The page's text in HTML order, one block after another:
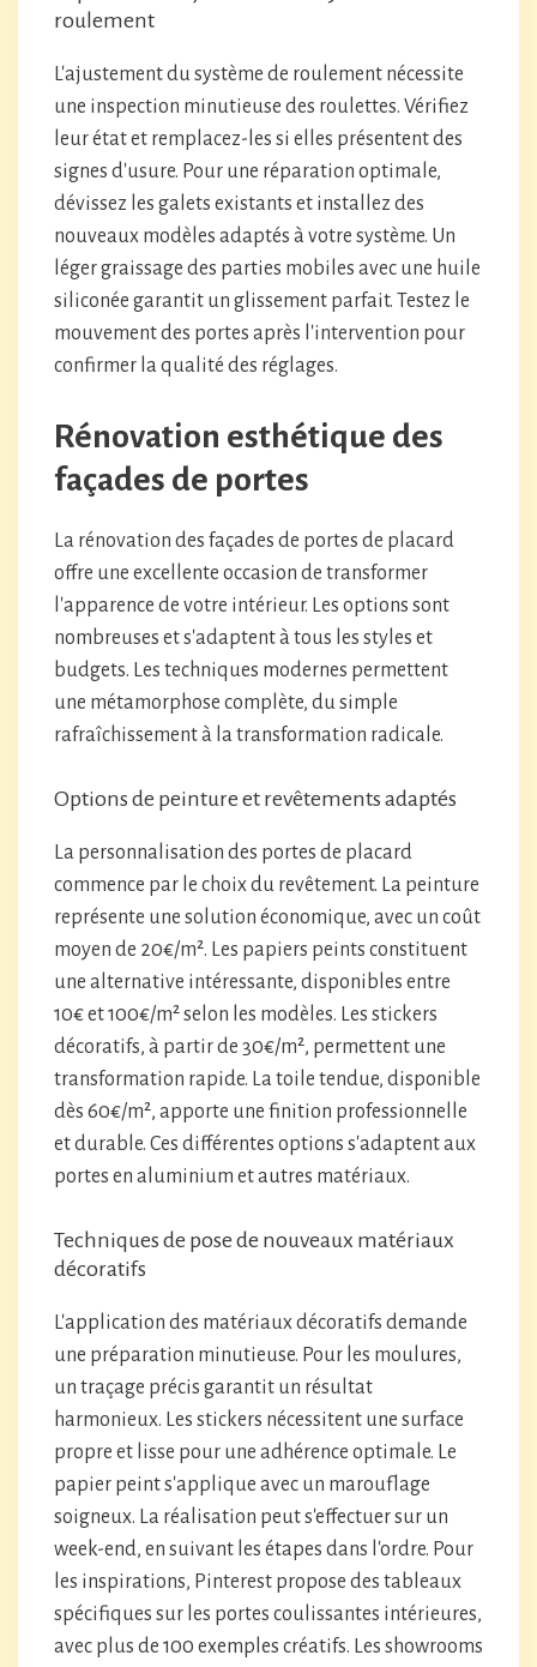
roulement
L'ajustement du système de roulement nécessite
une inspection minutieuse des roulettes. Vérifiez
leur état et remplacez-les si elles présentent des
signes d'usure. Pour une réparation optimale,
dévissez les galets existants et installez des
nouveaux modèles adaptés à votre système. Un
léger graissage des parties mobiles avec une huile
siliconée garantit un glissement parfait. Testez le
mouvement des portes après l'intervention pour
confirmer la qualité des réglages.
Rénovation esthétique des
façades de portes
La rénovation des façades de portes de placard
offre une excellente occasion de transformer
l'apparence de votre intérieur. Les options sont
nombreuses et s'adaptent à tous les styles et
budgets. Les techniques modernes permettent
une métamorphose complète, du simple
rafraîchissement à la transformation radicale.
Options de peinture et revêtements adaptés
La personnalisation des portes de placard
commence par le choix du revêtement. La peinture
représente une solution économique, avec un coût
moyen de 20€/m². Les papiers peints constituent
une alternative intéressante, disponibles entre
10€ et 100€/m² selon les modèles. Les stickers
décoratifs, à partir de 30€/m², permettent une
transformation rapide. La toile tendue, disponible
dès 60€/m², apporte une finition professionnelle
et durable. Ces différentes options s'adaptent aux
portes en aluminium et autres matériaux.
Techniques de pose de nouveaux matériaux
décoratifs
L'application des matériaux décoratifs demande
une préparation minutieuse. Pour les moulures,
un traçage précis garantit un résultat
harmonieux. Les stickers nécessitent une surface
propre et lisse pour une adhérence optimale. Le
papier peint s'applique avec un marouflage
soigneux. La réalisation peut s'effectuer sur un
week-end, en suivant les étapes dans l'ordre. Pour
les inspirations, Pinterest propose des tableaux
spécifiques sur les portes coulissantes intérieures,
avec plus de 100 exemples créatifs. Les showrooms